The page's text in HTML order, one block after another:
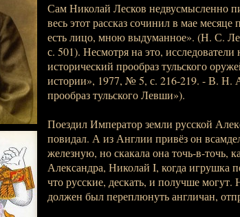
Сам Николай Лесков недвусмысленно
весь этот рассказ сочинил в мае
есть лицо, мною выдуманное». (Н. С.
с. 501). Несмотря на это,
исторический прообраз тульского
истории», 1977, № 5, с. 216-219. - В. Н.
прообраз тульского Левши»).
Поездил Император земли русской
повидал. А из Англии привёз он
железную, но скакала она точь-в-точь,
Александра, Николай I, когда игрушка
что русские, дескать, и получше
должен был переплюнуть англичан,